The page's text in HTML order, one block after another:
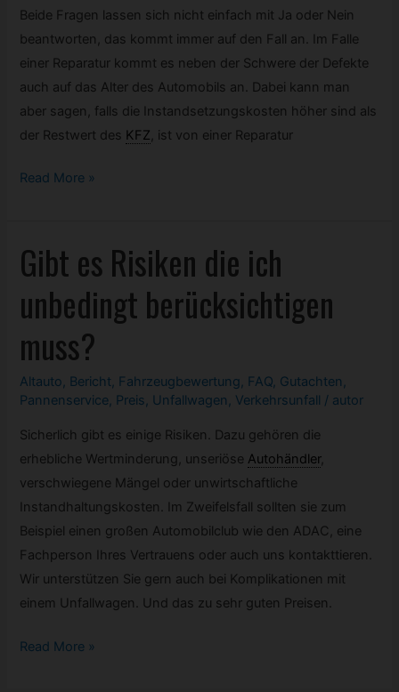
Beide Fragen lassen sich nicht einfach mit Ja oder Nein
beantworten, das kommt immer auf den Fall an. Im Falle
einer Reparatur kommt es neben der Schwere der Defekte
auch auf das Alter des Automobils an. Dabei kann man
aber sagen, falls die Instandsetzungskosten höher sind als
der Restwert des KFZ ist von einer Reparatur
Lohnt
Instandsetzung
oder
auch
der
Verkauf
Einzelteilen?
Read More »
Gibt es Risiken die ich
unbedingt berücksichtigen
muss?
Altauto, Bericht, Fahrzeugbewertung, FAQ, Gutachten ,
Pannenservice, Preis, Unfallwagen , Verkehrsunfall / autor
Sicherlich gibt es einige Risiken. Dazu gehören die
erhebliche Wertminderung, unseriöse Autohändler,
verschwiegene Mängel oder unwirtschaftliche
Instandhaltungskosten. Im Zweifelsfall sollten sie zum
Beispiel einen großen Automobilclub wie den ADAC, eine
Fachperson Ihres Vertrauens oder auch uns kontakttieren.
Wir unterstützen Sie gern auch bei Komplikationen mit
einem Unfallwagen. Und das zu sehr guten Preisen.
Gibt
Read More »